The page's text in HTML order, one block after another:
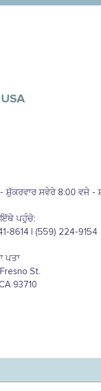
ਸ਼ੁੱਕਰਵਾਰ ਸਵੇਰੇ 8:00 ਵਜੇ -
ਪਹੁੰਚੋ:
8614 | (559) 224-9154
ਪਤਾ
St.
93710